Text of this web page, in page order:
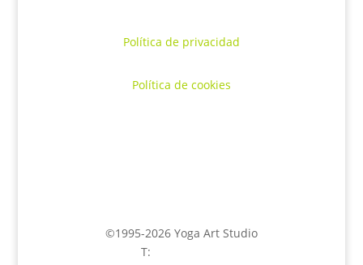
Política de privacidad
Política de cookies
©1995-2026 Yoga Art Studio
T: